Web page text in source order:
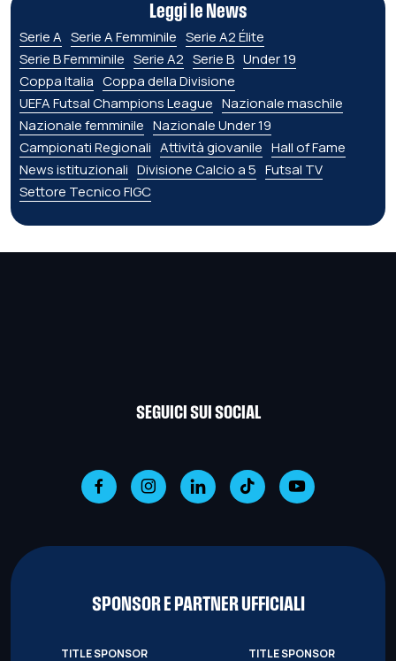
Leggi le News
Serie A Serie A Femminile Serie A2 Élite
Serie B Femminile Serie A2 Serie B Under 19
Coppa Italia Coppa della Divisione
UEFA Futsal Champions League Nazionale maschile
Nazionale femminile Nazionale Under 19
Campionati Regionali Attività giovanile Hall of Fame
News istituzionali Divisione Calcio a 5 Futsal TV
Settore Tecnico FIGC
SEGUICI SUI SOCIAL
SPONSOR E PARTNER UFFICIALI
TITLE SPONSOR TITLE SPONSOR